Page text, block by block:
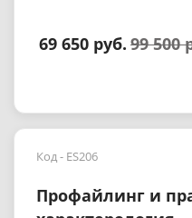
69 650 руб. 99 500
Код - ES206
Профайлинг и